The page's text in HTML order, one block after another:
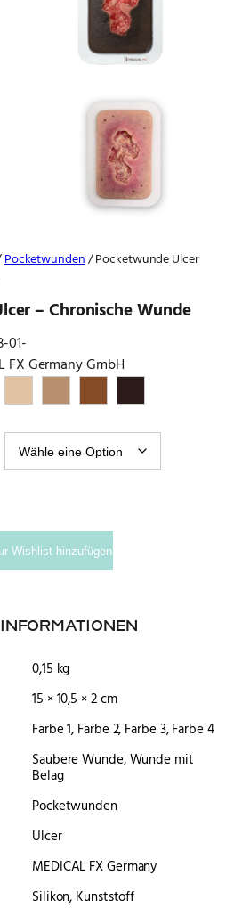
Pocketwunden/ Pocketwunde Ulcer
– Chronische Wunde
01-
FX Germany GmbH
– Chronische Wunde Menge
Wishlist hinzufügen
0,15 kg
15 × 10,5 × 2 cm
Farbe 1, Farbe 2, Farbe 3, Farbe 4
Saubere Wunde, Wunde mit
Belag
Pocketwunden
Ulcer
MEDICAL FX Germany
Silikon, Kunststoff